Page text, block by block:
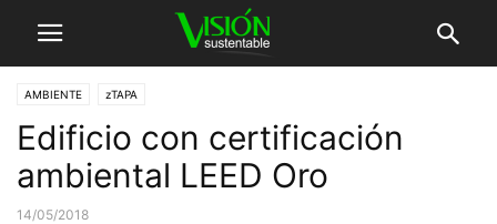
AMBIENTE zTAPA
Edificio con certificación
ambiental LEED Oro
14/05/2018